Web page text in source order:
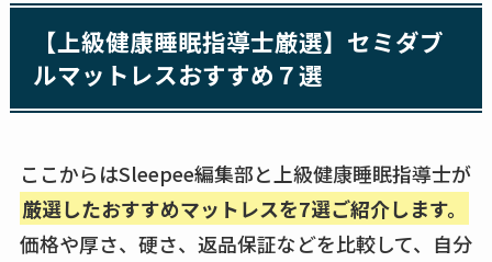
【上級健康睡眠指導士厳選】セミダブ
ルマットレスおすすめ７選
ここからはSleepee編集部と上級健康睡眠指導士が
厳選したおすすめマットレスを7選ご紹介します。
価格や厚さ、硬さ、返品保証などを比較して、自分